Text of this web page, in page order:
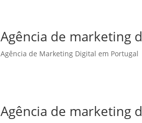
Agência de marketing
Agência de Marketing Digital em Portugal
Agência de marketing